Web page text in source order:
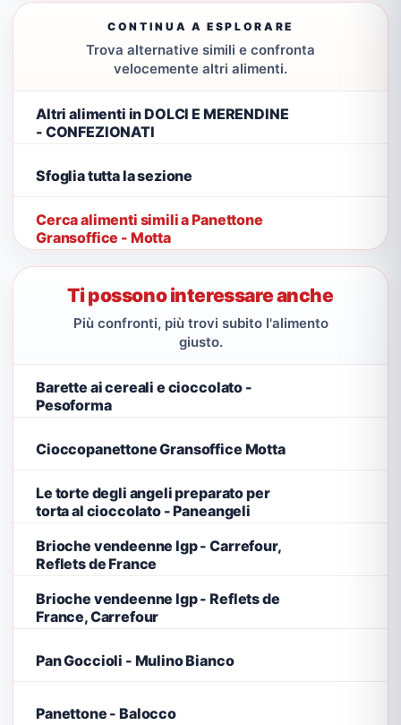
CONTINUA A ESPLORARE
Trova alternative simili e confronta
velocemente altri alimenti.
Altri alimenti in DOLCI E MERENDINE
- CONFEZIONATI
Sfoglia tutta la sezione
Cerca alimenti simili a Panettone
Gransoffice - Motta
Ti possono interessare anche
Più confronti, più trovi subito l'alimento
giusto.
Barette ai cereali e cioccolato -
Pesoforma
Cioccopanettone Gransoffice Motta
Le torte degli angeli preparato per
torta al cioccolato - Paneangeli
Brioche vendeenne Igp - Carrefour,
Reflets de France
Brioche vendeenne Igp - Reflets de
France, Carrefour
Pan Goccioli - Mulino Bianco
Panettone - Balocco